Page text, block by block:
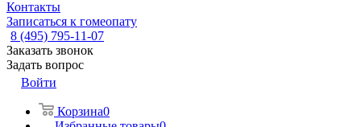
Контакты
Записаться к гомеопату
8 (495) 795-11-07
Заказать звонок
Задать вопрос
Войти
Корзина0